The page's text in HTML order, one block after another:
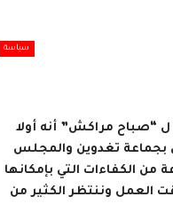
سياسة
“صباح مراكش” أنه أولا
بجماعة تغدوين والمجلس
الكفاءات التي بإمكانها
العمل وننتظر الكثير من